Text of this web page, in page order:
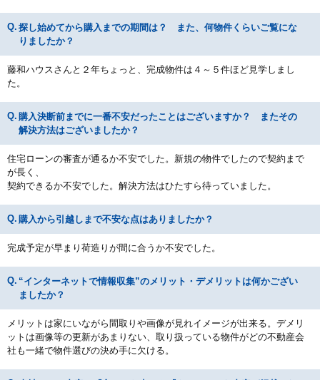
探し始めてから購入までの期間は？ また、何物件くらいご覧にな
りましたか？
藤和ハウスさんと２年ちょっと、完成物件は４～５件ほど見学しまし
た。
購入決断前までに一番不安だったことはございますか？ またその
解決方法はございましたか？
住宅ローンの審査が通るか不安でした。新規の物件でしたので契約まで
が長く、
契約できるか不安でした。解決方法はひたすら待っていました。
購入から引越しまで不安な点はありましたか？
完成予定が早まり荷造りが間に合うか不安でした。
“インターネットで情報収集”のメリット・デメリットは何かござい
ましたか？
メリットは家にいながら間取りや画像が見れイメージが出来る。デメリ
ットは画像等の更新があまりない、取り扱っている物件がどの不動産会
社も一緒で物件選びの決め手に欠ける。